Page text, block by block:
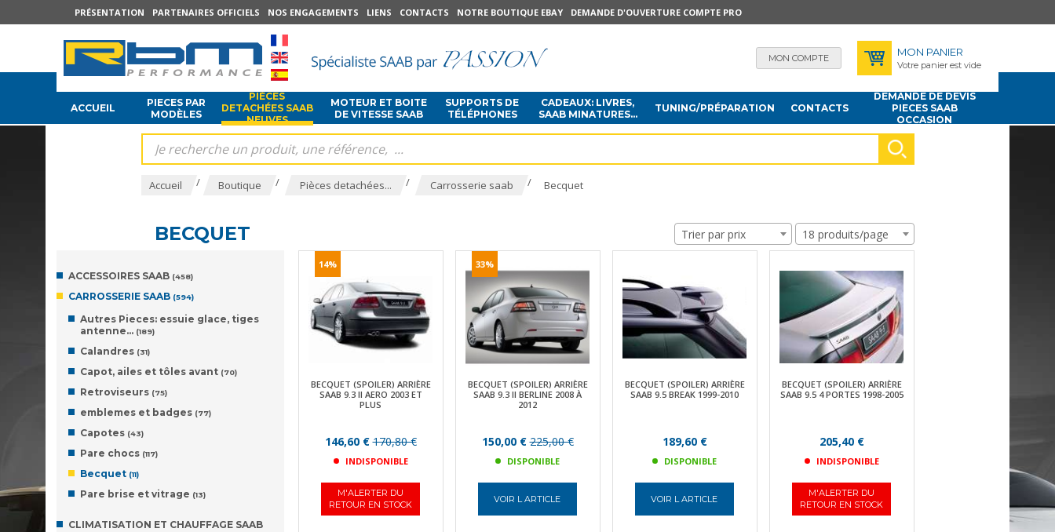
PRÉSENTATION PARTENAIRES OFFICIELS NOS ENGAGEMENTS LIENS CONTACTS NOTRE BOUTIQUE EBAY DEMANDE D'OUVERTURE COMPTE PRO
MON COMPTE MON PANIER
Votre panier est vide
ACCUEIL
PIECES PAR
MODÈLES
PIÈCES
DETACHÉES SAAB
NEUVES
MOTEUR ET BOITE
DE VITESSE SAAB
SUPPORTS DE
TÉLÉPHONES
CADEAUX: LIVRES,
SAAB MINATURES...
TUNING/PRÉPARATION CONTACTS
DEMANDE DE DEVIS
PIECES SAAB
OCCASION
Accueil / Boutique / Pièces detachées... / Carrosserie saab / Becquet
BECQUET Trier par prix 18 produits/page
ACCESSOIRES SAAB (458)
CARROSSERIE SAAB (594)
Autres Pieces: essuie glace, tiges
antenne… (189)
Calandres (31)
Capot, ailes et tôles avant (70)
Retroviseurs (75)
emblemes et badges (77)
Capotes (43)
Pare chocs (117)
Becquet (11)
Pare brise et vitrage (13)
CLIMATISATION ET CHAUFFAGE SAAB
14%
BECQUET (SPOILER) ARRIÈRE
SAAB 9.3 II AERO 2003 ET
PLUS
146,60 €170,80 €
INDISPONIBLE
M'ALERTER DU
RETOUR EN STOCK
33%
BECQUET (SPOILER) ARRIÈRE
SAAB 9.3 II BERLINE 2008 À
2012
150,00 €225,00 €
DISPONIBLE
VOIR L ARTICLE
BECQUET (SPOILER) ARRIÈRE
SAAB 9.5 BREAK 1999-2010
189,60 €
DISPONIBLE
VOIR L ARTICLE
BECQUET (SPOILER) ARRIÈRE
SAAB 9.5 4 PORTES 1998-2005
205,40 €
INDISPONIBLE
M'ALERTER DU
RETOUR EN STOCK